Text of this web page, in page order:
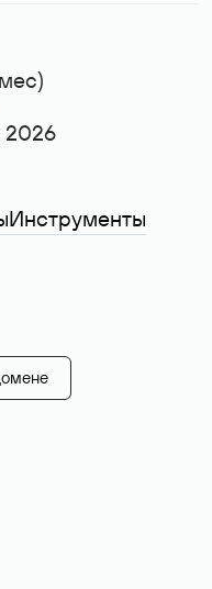
2026
Инструменты